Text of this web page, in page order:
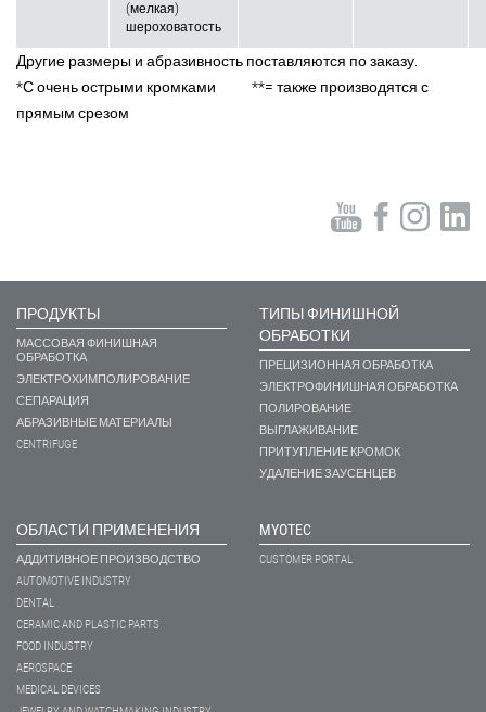
(мелкая)
шероховатость
Другие размеры и абразивность поставляются по заказу.
*С очень острыми кромками **= также производятся с
прямым срезом
ПРОДУКТЫ
МАССОВАЯ ФИНИШНАЯ
ОБРАБОТКА
ЭЛЕКТРОХИМПОЛИРОВАНИЕ
СЕПАРАЦИЯ
АБРАЗИВНЫЕ МАТЕРИАЛЫ
CENTRIFUGE
ТИПЫ ФИНИШНОЙ
ОБРАБОТКИ
ПРЕЦИЗИОННАЯ ОБРАБОТКА
ЭЛЕКТРОФИНИШНАЯ ОБРАБОТКА
ПОЛИРОВАНИЕ
ВЫГЛАЖИВАНИЕ
ПРИТУПЛЕНИЕ КРОМОК
УДАЛЕНИЕ ЗАУСЕНЦЕВ
ОБЛАСТИ ПРИМЕНЕНИЯ
АДДИТИВНОЕ ПРОИЗВОДСТВО
AUTOMOTIVE INDUSTRY
DENTAL
CERAMIC AND PLASTIC PARTS
FOOD INDUSTRY
AEROSPACE
MEDICAL DEVICES
MYOTEC
CUSTOMER PORTAL